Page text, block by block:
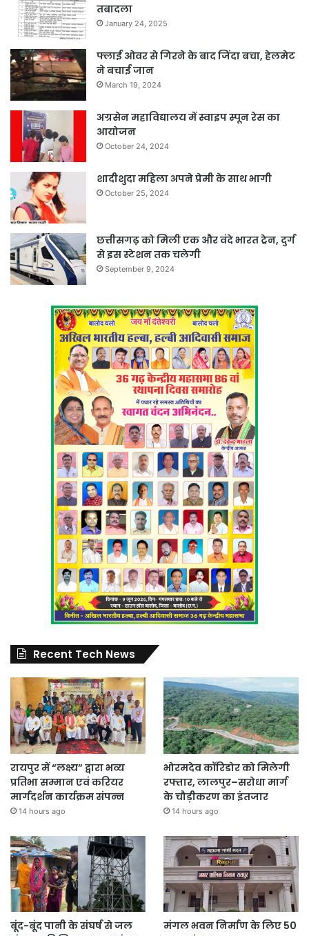
तबादला
January 24, 2025
फ्लाई ओवर से गिरने के बाद जिंदा बचा, हेलमेट
ने बचाई जान
March 19, 2024
अग्रसेन महाविद्यालय में स्वाइप स्पून रेस का
आयोजन
October 24, 2024
शादीशुदा महिला अपने प्रेमी के साथ भागी
October 25, 2024
छत्तीसगढ़ को मिली एक और वंदे भारत ट्रेन, दुर्ग
से इस स्टेशन तक चलेगी
September 9, 2024
Recent Tech News
रायपुर में “लक्ष्य” द्वारा भव्य
प्रतिभा सम्मान एवं करियर
मार्गदर्शन कार्यक्रम संपन्न
14 hours ago
भोरमदेव कॉरिडोर को मिलेगी
रफ्तार, लालपुर–सरोधा मार्ग
के चौड़ीकरण का इंतजार
14 hours ago
बूंद-बूंद पानी के संघर्ष से जल
मंगल भवन निर्माण के लिए 50